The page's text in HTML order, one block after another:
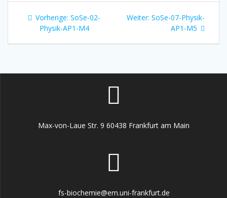
Beitragsnavigation
Vorherige: Vorheriger
Beitrag:
SoSe-02-
Physik-AP1-M4
Weiter: Nächster
Beitrag:
SoSe-07-Physik-
AP1-M5
Max-von-Laue Str. 9 60438 Frankfurt am Main
fs-biochemie@em.uni-frankfurt.de